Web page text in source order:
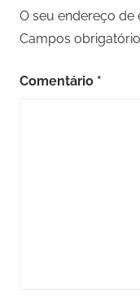
O seu endereço de
Campos
Comentário *